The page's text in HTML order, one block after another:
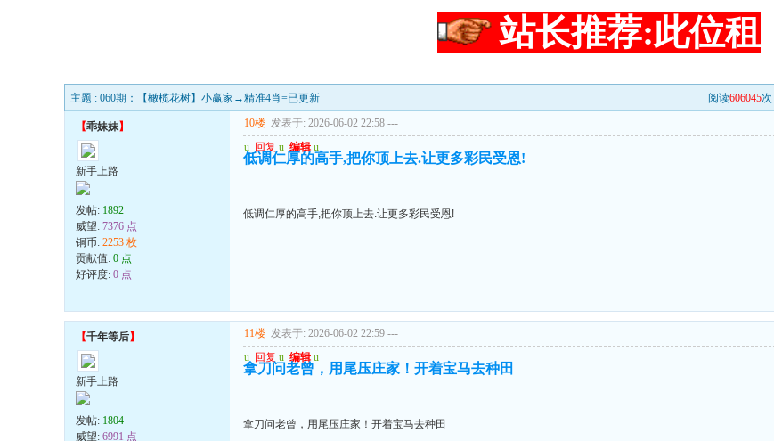
站长推荐:此位租
主题 : 060期：【橄榄花树】小赢家→精准4肖=已更新 阅读606045次 |
【乖妹妹】
新手上路
发帖: 1892
威望: 7376 点
铜币: 2253 枚
贡献值: 0 点
好评度: 0 点
10楼 发表于: 2026-06-02 22:58 ---
u 回复 u 编辑 u
低调仁厚的高手,把你顶上去.让更多彩民受恩!
低调仁厚的高手,把你顶上去.让更多彩民受恩!
【千年等后】
新手上路
发帖: 1804
威望: 6991 点
11楼 发表于: 2026-06-02 22:59 ---
u 回复 u 编辑 u
拿刀问老曾，用尾压庄家！开着宝马去种田
拿刀问老曾，用尾压庄家！开着宝马去种田